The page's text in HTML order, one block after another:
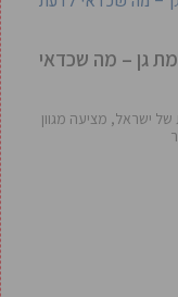
גן – מה שכדאי
ישראל, מציעה מגוון